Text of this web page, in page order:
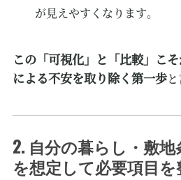
が見えやすくなります。
この「可視化」と「比較」こ
による不安を取り除く第一歩と
2. 自分の暮らし・敷
を想定して必要項目を